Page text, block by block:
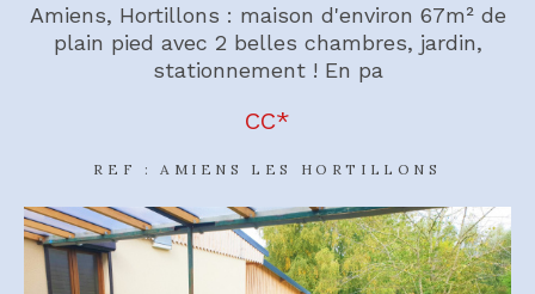
Amiens, Hortillons : maison d'environ 67m² de
plain pied avec 2 belles chambres, jardin,
stationnement ! En pa
CC*
REF : AMIENS LES HORTILLONS